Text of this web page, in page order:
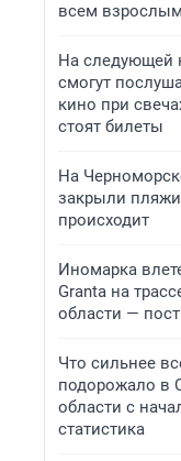
всем
На следующей
смогут
кино при
стоят билеты
На
закрыли
происходит
Иномарка
Granta на
области —
Что сильнее
подорожало в
области с
статистика